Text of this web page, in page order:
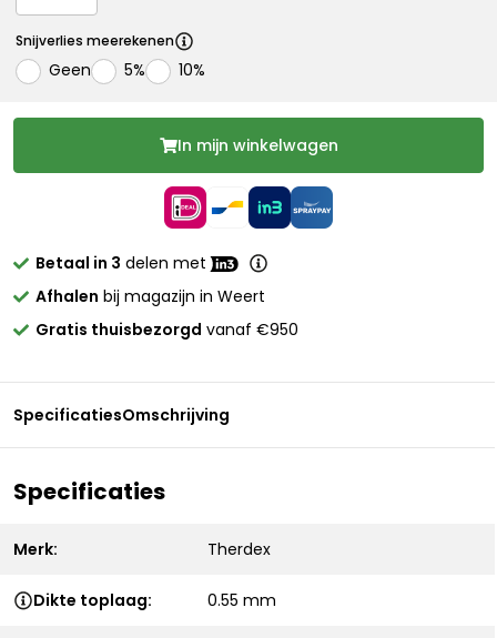
Snijverlies meerekenen
Geen 5% 10%
In mijn winkelwagen
Betaal in 3 delen met
Afhalen bij magazijn in Weert
Gratis thuisbezorgd vanaf €950
SpecificatiesOmschrijving
Specificaties
Merk: Therdex
Dikte toplaag: 0.55 mm